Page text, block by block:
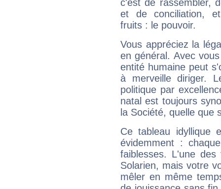
c'est de rassembler,
et de conciliation,
fruits : le pouvoir.
Vous appréciez la
en général. Avec
entité humaine peut
à merveille diriger.
politique par
natal est toujours
la Société, quelle que
Ce tableau idyllique
évidemment :
faiblesses. L'une
Solarien, mais votre
mêler en même